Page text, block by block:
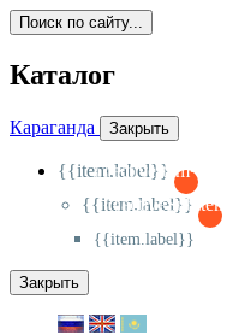
Поиск по сайту...
Каталог
Караганда Закрыть
{{item.label}}
{{item.label}}
{{item.label}}
Закрыть